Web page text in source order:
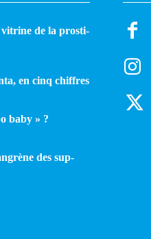
vitrine de la pros­ti­
en cinq chiffres
baby » ?
des sup­